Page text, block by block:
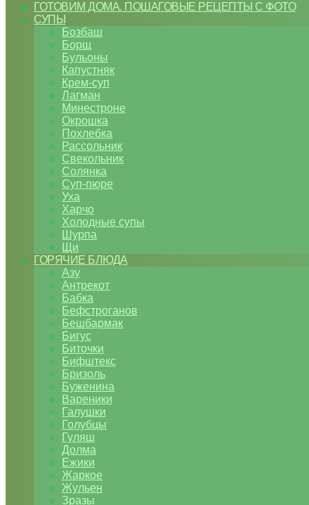
ГОТОВИМ ДОМА. ПОШАГОВЫЕ РЕЦЕПТЫ С ФОТО
СУПЫ
Бозбаш
Борщ
Бульоны
Капустняк
Крем-суп
Лагман
Минестроне
Окрошка
Похлебка
Рассольник
Свекольник
Солянка
Суп-пюре
Уха
Харчо
Холодные супы
Шурпа
Щи
ГОРЯЧИЕ БЛЮДА
Азу
Антрекот
Бабка
Бефстроганов
Бешбармак
Бигус
Биточки
Бифштекс
Бризоль
Буженина
Вареники
Галушки
Голубцы
Гуляш
Долма
Ежики
Жаркое
Жульен
Зразы